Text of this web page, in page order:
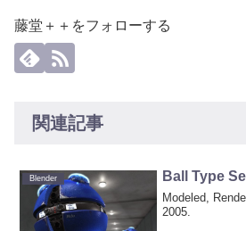
藤堂＋＋をフォローする
関連記事
Blender Ball Type
Modeled,
2005.